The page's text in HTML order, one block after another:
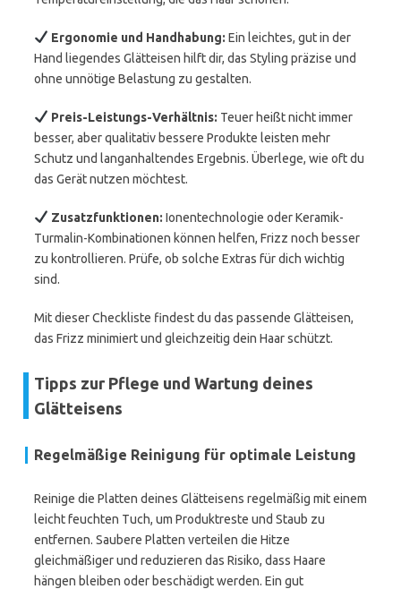
Ergonomie und Handhabung: Ein leichtes, gut in der
Hand liegendes Glätteisen hilft dir, das Styling präzise und
ohne unnötige Belastung zu gestalten.
Preis-Leistungs-Verhältnis: Teuer heißt nicht immer
besser, aber qualitativ bessere Produkte leisten mehr
Schutz und langanhaltendes Ergebnis. Überlege, wie oft du
das Gerät nutzen möchtest.
Zusatzfunktionen: Ionentechnologie oder Keramik-
Turmalin-Kombinationen können helfen, Frizz noch besser
zu kontrollieren. Prüfe, ob solche Extras für dich wichtig
sind.
Mit dieser Checkliste findest du das passende Glätteisen,
das Frizz minimiert und gleichzeitig dein Haar schützt.
Tipps zur Pflege und Wartung deines
Glätteisens
Regelmäßige Reinigung für optimale Leistung
Reinige die Platten deines Glätteisens regelmäßig mit einem
leicht feuchten Tuch, um Produktreste und Staub zu
entfernen. Saubere Platten verteilen die Hitze
gleichmäßiger und reduzieren das Risiko, dass Haare
hängen bleiben oder beschädigt werden. Ein gut